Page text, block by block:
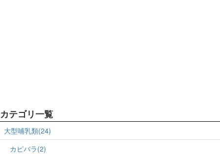
カテゴリ一覧
大型哺乳類(24)
カピバラ(2)